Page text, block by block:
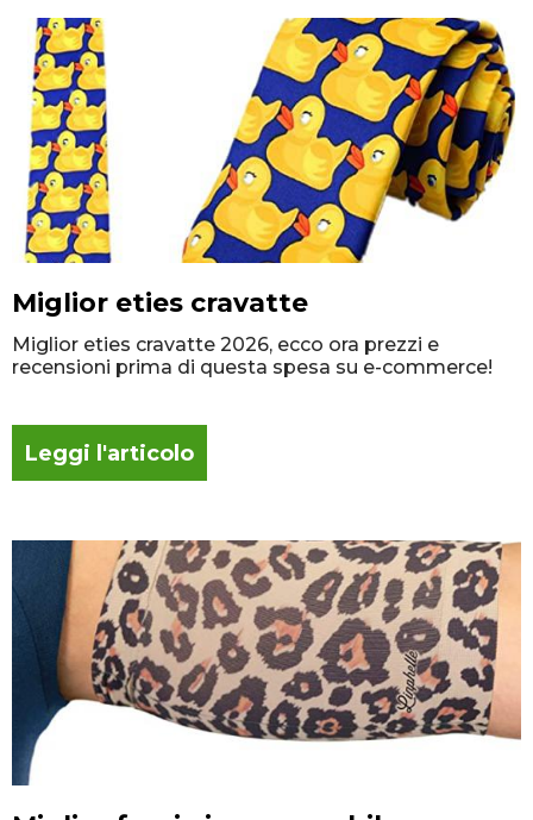
Miglior eties cravatte
Miglior eties cravatte 2026, ecco ora prezzi e
recensioni prima di questa spesa su e-commerce!
Leggi l'articolo